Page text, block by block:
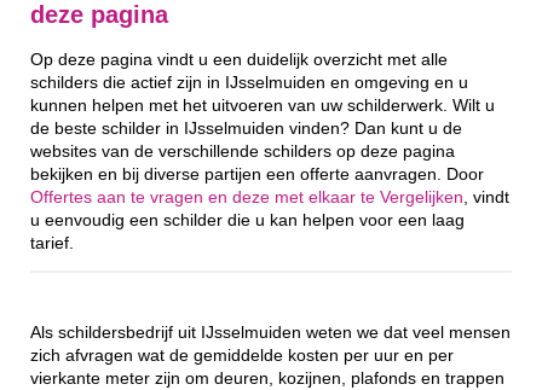
deze pagina
Op deze pagina vindt u een duidelijk overzicht met alle
schilders die actief zijn in IJsselmuiden en omgeving en u
kunnen helpen met het uitvoeren van uw schilderwerk. Wilt u
de beste schilder in IJsselmuiden vinden? Dan kunt u de
websites van de verschillende schilders op deze pagina
bekijken en bij diverse partijen een offerte aanvragen. Door
Offertes aan te vragen en deze met elkaar te Vergelijken , vindt
u eenvoudig een schilder die u kan helpen voor een laag
tarief.
Als schildersbedrijf uit IJsselmuiden weten we dat veel mensen
zich afvragen wat de gemiddelde kosten per uur en per
vierkante meter zijn om deuren, kozijnen, plafonds en trappen